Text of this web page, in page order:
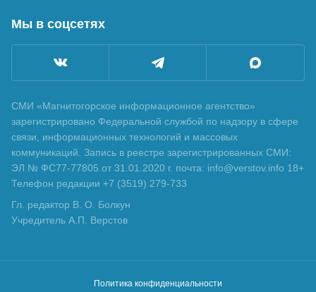
Мы в соцсетях
СМИ «Магнитогорское информационное агентство»
зарегистрировано Федеральной службой по надзору в сфере
связи, информационных технологий и массовых
коммуникаций. Запись в реестре зарегистрированных СМИ:
ЭЛ № ФС77-77805 от 31.01.2020 г. почта: info@verstov.info 18+
Телефон редакции +7 (3519) 279-733
Гл. редактор В. О. Болкун
Учредитель А.П. Верстов
Политика конфиденциальности